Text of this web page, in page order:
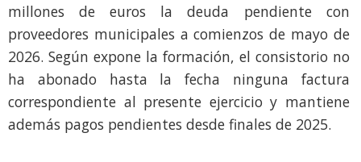
millones de euros la deuda pendiente con
proveedores municipales a comienzos de mayo de
2026. Según expone la formación, el consistorio no
ha abonado hasta la fecha ninguna factura
correspondiente al presente ejercicio y mantiene
además pagos pendientes desde finales de 2025.